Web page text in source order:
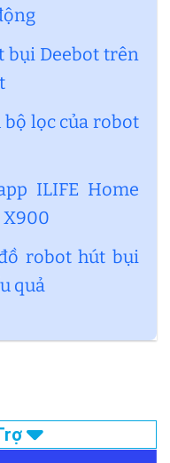
bụi Deebot trên
bộ lọc của robot
ILIFE Home
X900
robot hút bụi
quả